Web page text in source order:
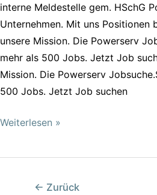
interne Meldestelle gem. HSchG
Unternehmen. Mit uns Positionen
unsere Mission. Die Powerserv
mehr als 500 Jobs. Jetzt Job
Mission. Die Powerserv
500 Jobs. Jetzt Job suchen
Weiterlesen »
← Zurück